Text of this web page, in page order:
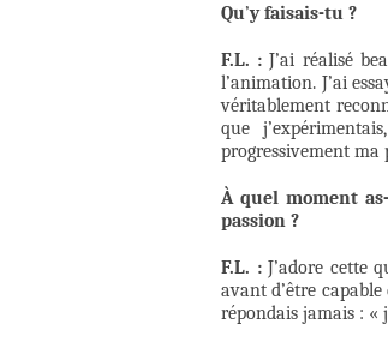
Qu’y faisais-tu ?
F.L. :J’ai réalisé
l’animation. J’ai
véritablement
que
progressivement ma
À quel moment
passion ?
F.L. :J’adore cette
avant d’être
répondais jamais : «